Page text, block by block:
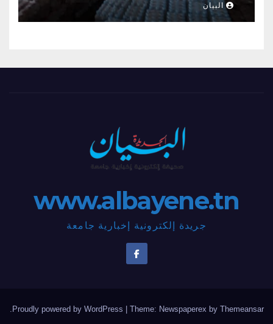
البيان
www.albayene.tn
جريدة إلكترونية إخبارية جامعة
Proudly powered by WordPress | Theme: Newspaperex by Themeansar